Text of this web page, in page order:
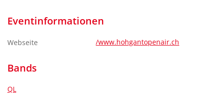
Eventinformationen
Webseite /www.hohgantopenair.ch
Bands
QL